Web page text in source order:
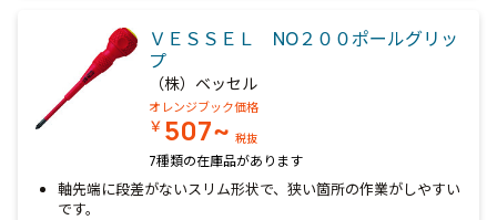
ＶＥＳＳＥＬ NO２００ポールグリッ
プ
（株）ベッセル
オレンジブック価格
￥ 507~ 税抜
7種類の在庫品があります
軸先端に段差がないスリム形状で、狭い箇所の作業がしやすい
です。